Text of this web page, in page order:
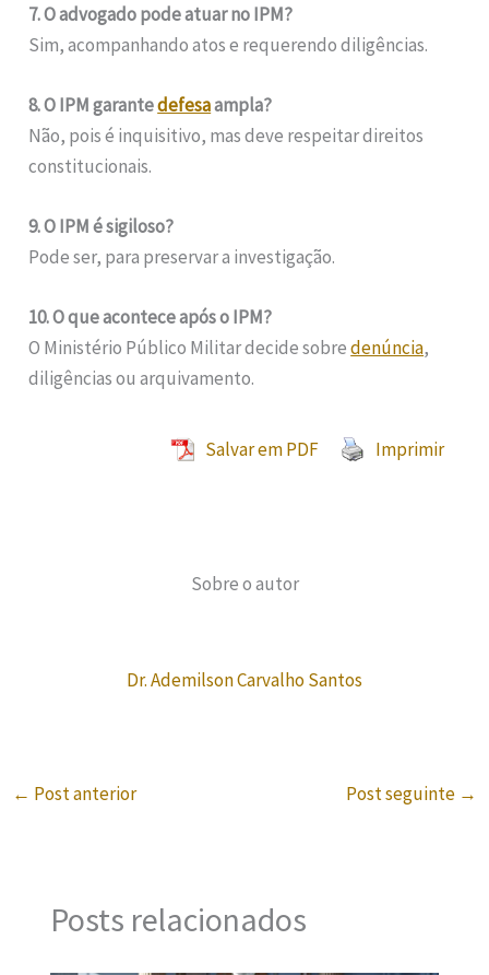
7. O advogado pode atuar no IPM?
Sim, acompanhando atos e requerendo diligências.
8. O IPM garantedefesaampla?
Não, pois é inquisitivo, mas deve respeitar direitos
constitucionais.
9. O IPM é sigiloso?
Pode ser, para preservar a investigação.
10. O que acontece após o IPM?
O Ministério Público Militar decide sobredenúncia,
diligências ou arquivamento.
Salvar em PDF Imprimir
Sobre o autor
Dr. Ademilson Carvalho Santos
← Post anterior Post seguinte →
Posts relacionados